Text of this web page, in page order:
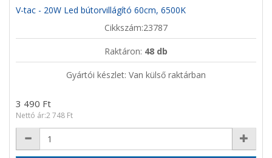
V-tac - 20W Led bútorvillágító 60cm, 6500K
Cikkszám:23787
Raktáron: 48 db
Gyártói készlet: Van külső raktárban
3 490 Ft
Nettó ár:2 748 Ft